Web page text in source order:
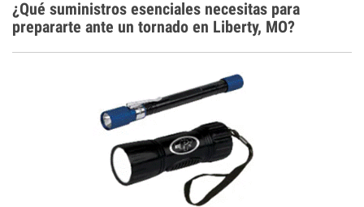
¿Qué suministros esenciales necesitas para
prepararte ante un tornado en Liberty, MO?